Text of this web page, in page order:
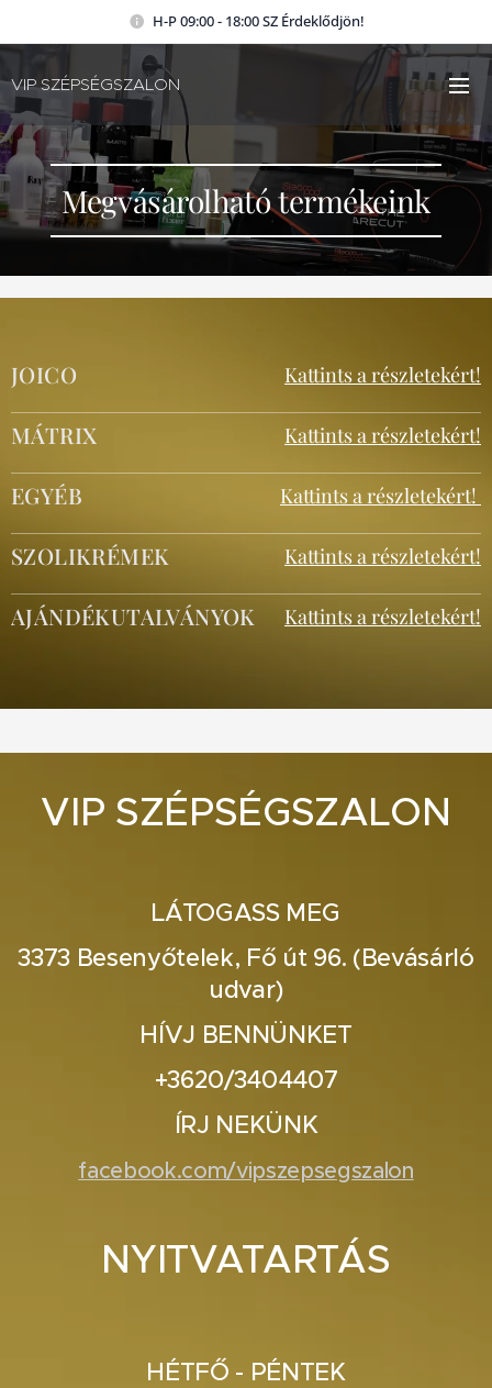
H-P 09:00 - 18:00 SZ Érdeklődjön!
VIP SZÉPSÉGSZALON
Megvásárolható termékeink
JOICO Kattints a részletekért!
MÁTRIX Kattints a részletekért!
EGYÉB Kattints a részletekért!
SZOLIKRÉMEK Kattints a részletekért!
AJÁNDÉKUTALVÁNYOK Kattints a részletekért!
VIP SZÉPSÉGSZALON
LÁTOGASS MEG
3373 Besenyőtelek, Fő út 96. (Bevásárló
udvar)
HÍVJ BENNÜNKET
+3620/3404407
ÍRJ NEKÜNK
facebook.com/vipszepsegszalon
NYITVATARTÁS
HÉTFŐ - PÉNTEK